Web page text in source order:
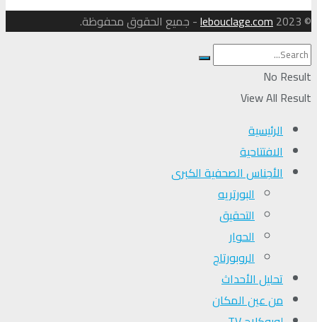
© 2023
lebouclage.com- جميع الحقوق محفوظة.
No Result
View All Result
الرئيسية
الافتتاحية
الأجناس الصحفية الكبرى
البورتريه
التحقیق
الحوار
الروبورتاج
تحلیل الأحداث
من عين المكان